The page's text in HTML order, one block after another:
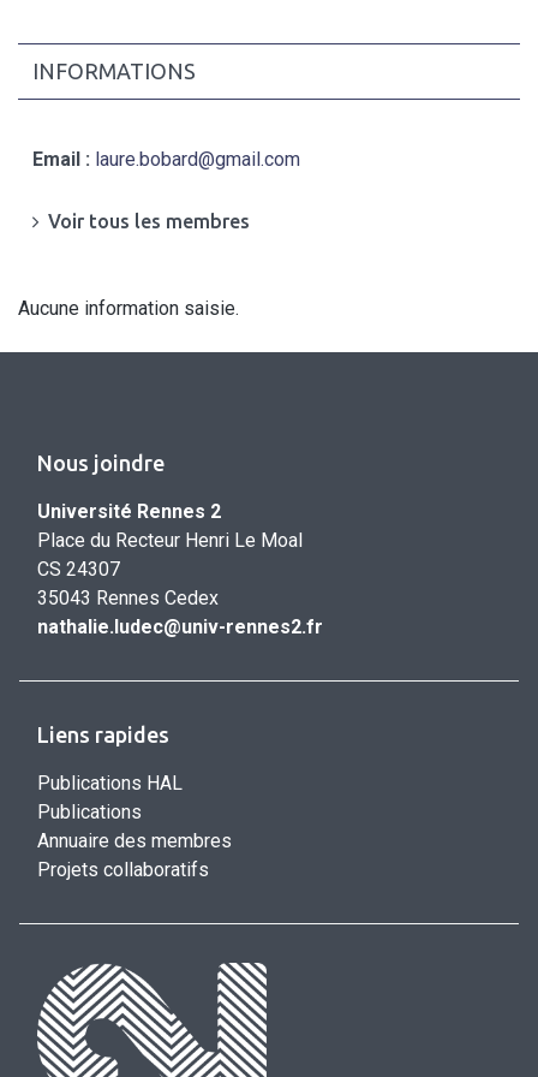
INFORMATIONS
Email : laure.bobard@gmail.com
Voir tous les membres
Aucune information saisie.
Nous joindre
Université Rennes 2
Place du Recteur Henri Le Moal
CS 24307
35043 Rennes Cedex
nathalie.ludec@univ-rennes2.fr
Liens rapides
Publications HAL
Publications
Annuaire des membres
Projets collaboratifs